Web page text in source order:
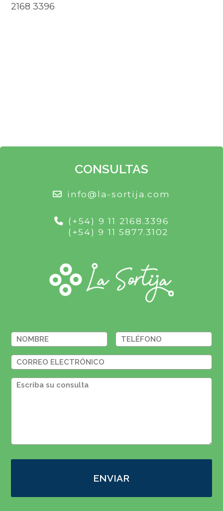
2168 3396
CONSULTAS
info@la-sortija.com
(+54) 9 11 2168.3396
(+54) 9 11 5877.3102
ENVIAR